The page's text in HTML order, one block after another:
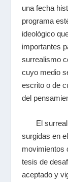
una fecha
programa
ideológico
importantes
surrealismo
cuyo medio
escrito o de
del
El
surgidas en
movimientos
tesis de
aceptado y